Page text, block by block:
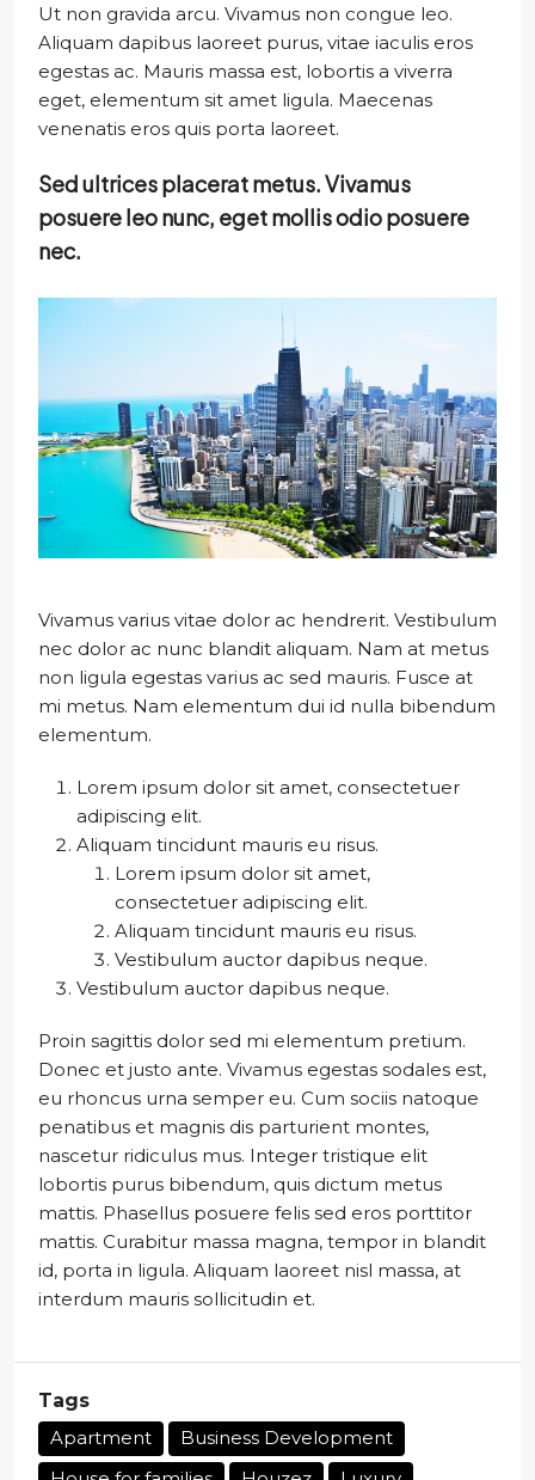
Ut non gravida arcu. Vivamus non congue leo.
Aliquam dapibus laoreet purus, vitae iaculis eros
egestas ac. Mauris massa est, lobortis a viverra
eget, elementum sit amet ligula. Maecenas
venenatis eros quis porta laoreet.
Sed ultrices placerat metus. Vivamus
posuere leo nunc, eget mollis odio posuere
nec.
Vivamus varius vitae dolor ac hendrerit. Vestibulum
nec dolor ac nunc blandit aliquam. Nam at metus
non ligula egestas varius ac sed mauris. Fusce at
mi metus. Nam elementum dui id nulla bibendum
elementum.
Lorem ipsum dolor sit amet, consectetuer
adipiscing elit.
Aliquam tincidunt mauris eu risus.
Lorem ipsum dolor sit amet,
consectetuer adipiscing elit.
Aliquam tincidunt mauris eu risus.
Vestibulum auctor dapibus neque.
Vestibulum auctor dapibus neque.
Proin sagittis dolor sed mi elementum pretium.
Donec et justo ante. Vivamus egestas sodales est,
eu rhoncus urna semper eu. Cum sociis natoque
penatibus et magnis dis parturient montes,
nascetur ridiculus mus. Integer tristique elit
lobortis purus bibendum, quis dictum metus
mattis. Phasellus posuere felis sed eros porttitor
mattis. Curabitur massa magna, tempor in blandit
id, porta in ligula. Aliquam laoreet nisl massa, at
interdum mauris sollicitudin et.
Tags
Apartment
Business Development